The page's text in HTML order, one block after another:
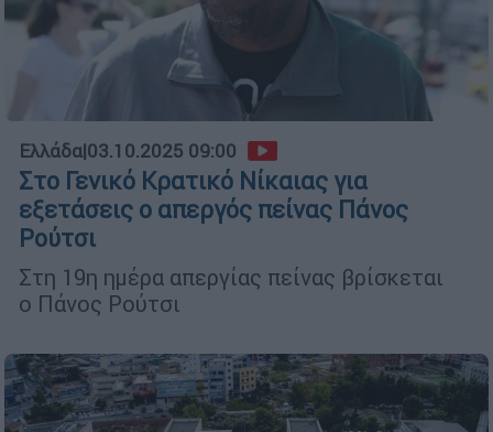
Ελλάδα|03.10.2025 09:00
Στο Γενικό Κρατικό Νίκαιας για
εξετάσεις ο απεργός πείνας Πάνος
Ρούτσι
Στη 19η ημέρα απεργίας πείνας βρίσκεται
ο Πάνος Ρούτσι